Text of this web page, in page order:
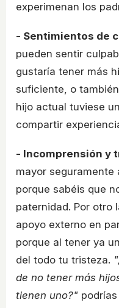
experimenan los
- Sentimientos de
pueden sentir
gustaría tener más
suficiente, o
hijo actual tuviese
compartir
- Incomprensión y
mayor seguramente
porque sabéis que
paternidad. Por otro
apoyo externo en
porque al tener ya
del todo tu tristeza.
de no tener más
tienen uno?"